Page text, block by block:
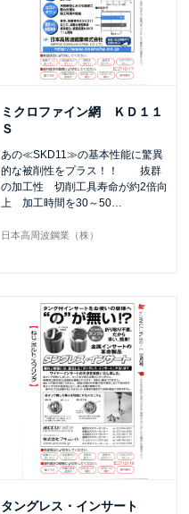
ミクロファイン網 ＫＤ１１
Ｓ
あの≪SKD11≫の基本性能に驚異
的な被削性をプラス！！ 抜群
の加工性 切削工具寿命が約2倍向
上 加工時間を30～50
日本高周波鋼業（株）
タングレス・インサート